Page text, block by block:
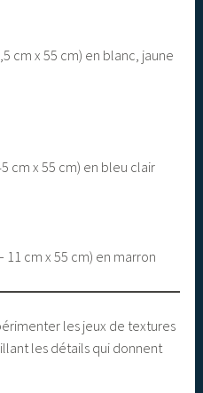
cm x 55 cm) en blanc, jaune
cm x 55 cm) en bleu clair
11 cm x 55 cm) en marron
les jeux de textures
les détails qui donnent